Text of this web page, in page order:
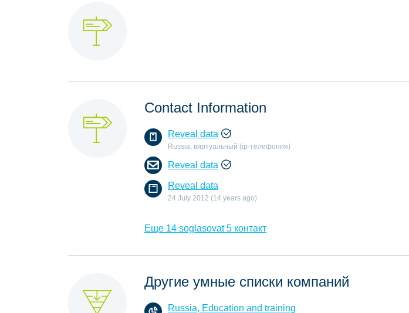
Contact Information
Reveal data
Russia, виртуальный (ip-телефония)
Reveal data
Reveal data
24 July 2012 (14 years ago)
Еще 14 soglasovat 5 контакт
Другие умные списки компаний
Russia, Education and training